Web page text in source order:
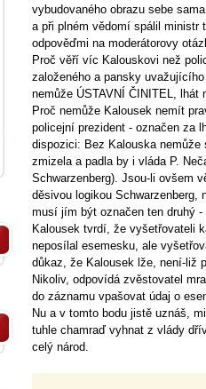
vybudovaného obrazu sebe
a při plném vědomí spálil ministr
odpověďmi na moderátorovy
Proč věří víc Kalouskovi než
založeného a pansky
nemůže ÚSTAVNÍ ČINITEL, lhát
Proč nemůže Kalousek nemít
policejní prezident - označen za
dispozici: Bez Kalouska
zmizela a padla by i vláda P.
Schwarzenberg). Jsou-li ovšem
děsivou logikou Schwarzenberg,
musí jím být označen ten druhý
Kalousek tvrdí, že vyšetřovateli
neposílal esemesku, ale
důkaz, že Kalousek lže, není-liž
Nikoliv, odpovídá zvěstovatel
do záznamu vpašovat údaj o
Nu a v tomto bodu jistě uznáš,
tuhle chamraď vyhnat z vlády
celý národ.